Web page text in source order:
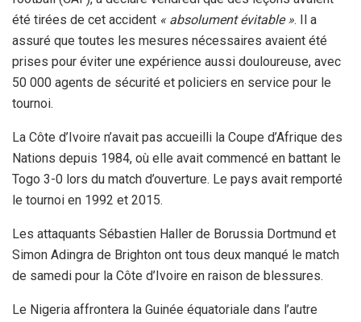
été tirées de cet accident « absolument évitable ». Il a
assuré que toutes les mesures nécessaires avaient été
prises pour éviter une expérience aussi douloureuse, avec
50 000 agents de sécurité et policiers en service pour le
tournoi.
La Côte d’Ivoire n’avait pas accueilli la Coupe d’Afrique des
Nations depuis 1984, où elle avait commencé en battant le
Togo 3-0 lors du match d’ouverture. Le pays avait remporté
le tournoi en 1992 et 2015.
Les attaquants Sébastien Haller de Borussia Dortmund et
Simon Adingra de Brighton ont tous deux manqué le match
de samedi pour la Côte d’Ivoire en raison de blessures.
Le Nigeria affrontera la Guinée équatoriale dans l’autre